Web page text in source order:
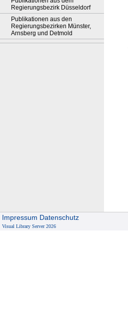
Regierungsbezirk Düsseldorf
Publikationen aus den
Regierungsbezirken Münster,
Arnsberg und Detmold
Impressum Datenschutz
Visual Library Server 2026